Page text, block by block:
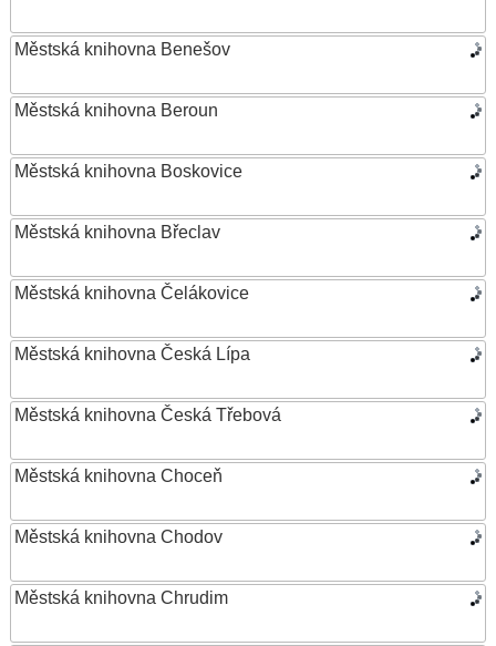
Městská knihovna Benešov
Městská knihovna Beroun
Městská knihovna Boskovice
Městská knihovna Břeclav
Městská knihovna Čelákovice
Městská knihovna Česká Lípa
Městská knihovna Česká Třebová
Městská knihovna Choceň
Městská knihovna Chodov
Městská knihovna Chrudim